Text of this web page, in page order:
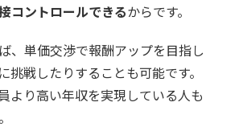
コントロールできるからです。
、単価交渉で報酬アップを目指し
挑戦したりすることも可能です。
より高い年収を実現している人も